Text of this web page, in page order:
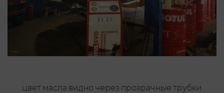
цвет масла видно через прозрачные трубки